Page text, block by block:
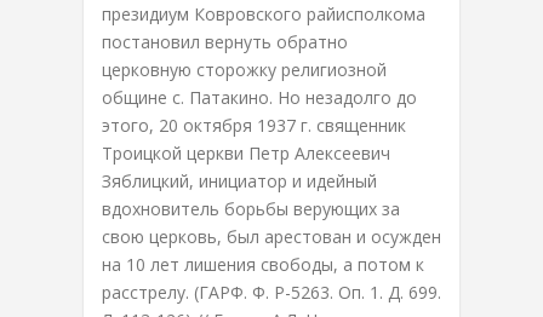
президиум Ковровского райисполкома
постановил вернуть обратно
церковную сторожку религиозной
общине с. Патакино. Но незадолго до
этого, 20 октября 1937 г. священник
Троицкой церкви Петр Алексеевич
Зяблицкий, инициатор и идейный
вдохновитель борьбы верующих за
свою церковь, был арестован и осужден
на 10 лет лишения свободы, а потом к
расстрелу. (ГАРФ. Ф. Р-5263. Оп. 1. Д. 699.